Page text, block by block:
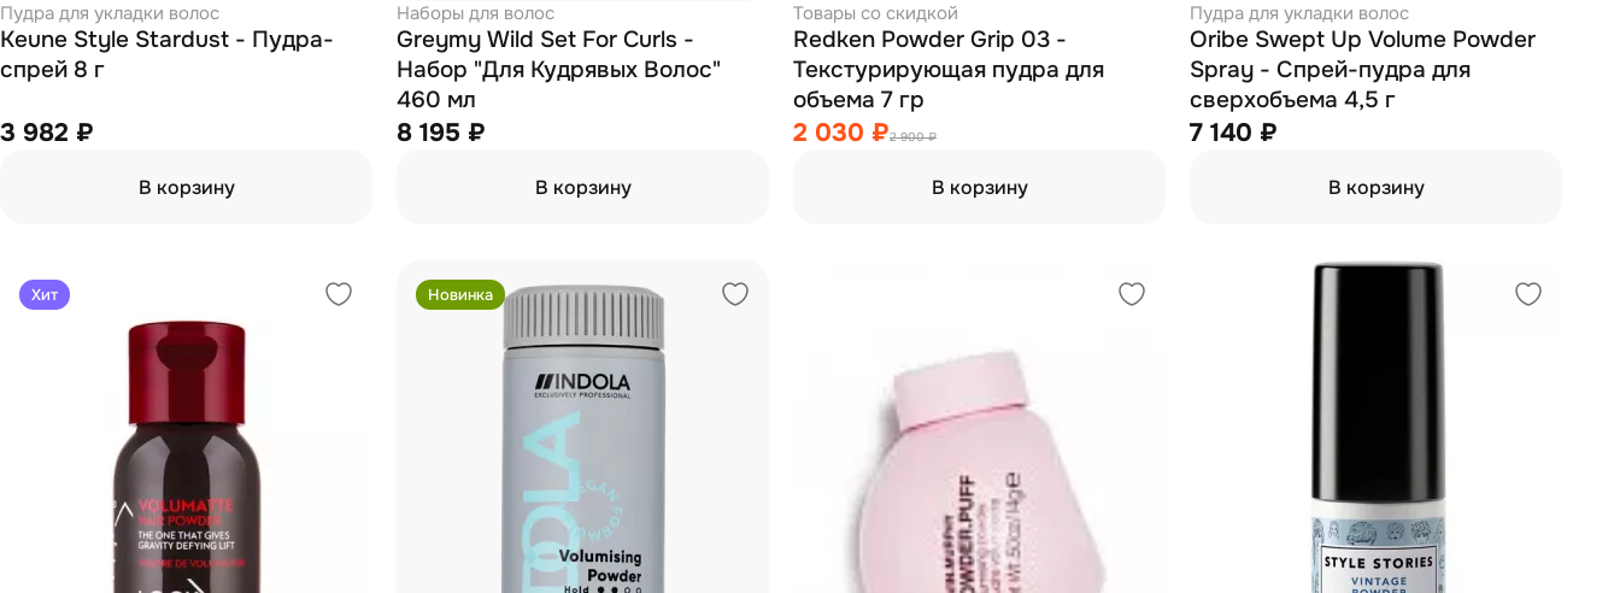
Пудра для укладки волос
Keune Style Stardust - Пудра-
спрей 8 г
3 982 ₽
В корзину
Наборы для волос
Greymy Wild Set For Curls -
Набор "Для Кудрявых Волос"
460 мл
8 195 ₽
В корзину
Товары со скидкой
Redken Powder Grip 03 -
Текстурирующая пудра для
объема 7 гр
2 030 ₽2 900 ₽
В корзину
Пудра для укладки волос
Oribe Swept Up Volume Powder
Spray - Спрей-пудра для
сверхобъема 4,5 г
7 140 ₽
В корзину
Хит Новинка